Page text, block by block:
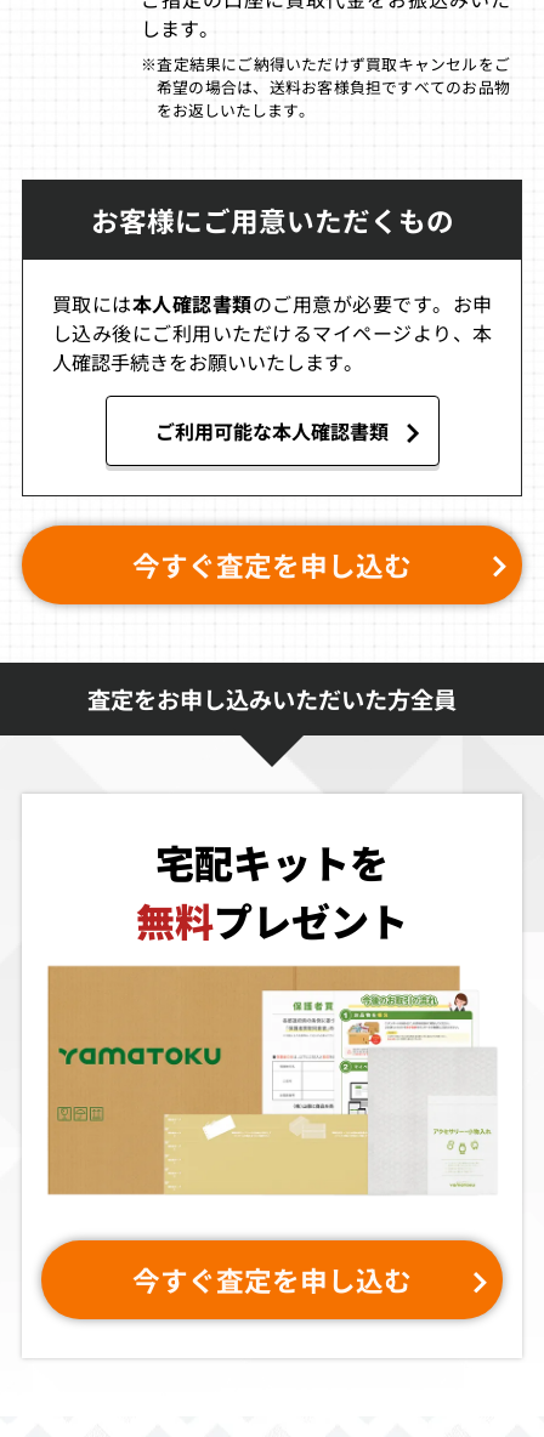
買取価格
8,200
買取価格
ドール
買取価格
8,000
買取価格
8,000
買取価格
8,000
8,000
買取価格
7,500
ュ（サタコレ）
買取価格
7,000
バルクスラッシ
買取価格
6,600
アーケードギア
ーズ イメージフ
ァイト＆Xマル
買取価格
6,500
ステラ アサルト
SS
買取価格
6,500
完全版 ォーチュン
買取価格
6,500
メタルスラッグ
6,000
紫炎龍
買取価格
6,000
コットン2
買取価格
6,000
ラングリッサー
買取価格
タイムギャル＆
買取価格
5,900
バットマンフォ
ーエヴァー・
ジ・アーケード
買取価格
5,500
ドロンボー完璧 SS 空牙2001
します。
※査定結果にご納得いただけず買取キャンセルをご
希望の場合は、送料お客様負担ですべてのお品物
をお返しいたします。
お客様にご用意いただくもの
買取には本人確認書類のご用意が必要です。お申
し込み後にご利用いただけるマイページより、本
人確認手続きをお願いいたします。
ご利用可能な本人確認書類
今すぐ査定を申し込む
査定をお申し込みいただいた方全員
宅配キットを
無料プレゼント
今すぐ査定を申し込む